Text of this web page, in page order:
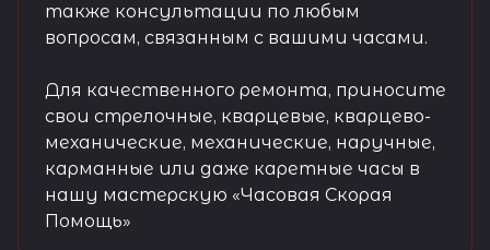
также консультации по любым
вопросам, связанным с вашими часами.
Для качественного ремонта, приносите
свои стрелочные, кварцевые, кварцево-
механические, механические, наручные,
карманные или даже каретные часы в
нашу мастерскую «Часовая Скорая
Помощь»